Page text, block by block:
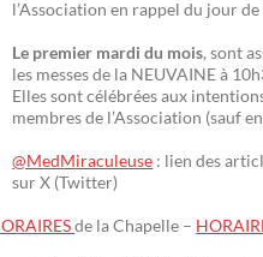
l’Association en rappel du jour
Le premier mardi du mois, sont
les messes de la NEUVAINE à
Elles sont célébrées aux
membres de l’Association (sauf
@MedMiraculeuse : lien des
sur X (Twitter)
de la Chapelle –